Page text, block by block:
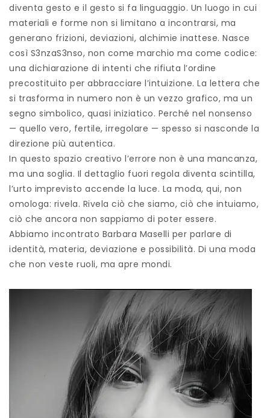
diventa gesto e il gesto si fa linguaggio. Un luogo in cui
materiali e forme non si limitano a incontrarsi, ma
generano frizioni, deviazioni, alchimie inattese. Nasce
così S3nzaS3nso, non come marchio ma come codice:
una dichiarazione di intenti che rifiuta l’ordine
precostituito per abbracciare l’intuizione. La lettera che
si trasforma in numero non è un vezzo grafico, ma un
segno simbolico, quasi iniziatico. Perché nel nonsenso
— quello vero, fertile, irregolare — spesso si nasconde la
direzione più autentica.
In questo spazio creativo l’errore non è una mancanza,
ma una soglia. Il dettaglio fuori regola diventa scintilla,
l’urto imprevisto accende la luce. La moda, qui, non
omologa: rivela. Rivela ciò che siamo, ciò che intuiamo,
ciò che ancora non sappiamo di poter essere.
Abbiamo incontrato Barbara Maselli per parlare di
identità, materia, deviazione e possibilità. Di una moda
che non veste ruoli, ma apre mondi.